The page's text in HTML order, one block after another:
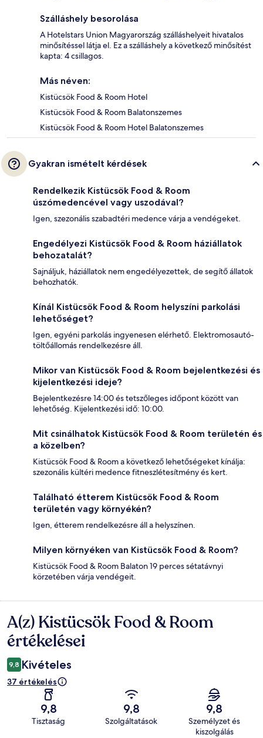
Szálláshely besorolása
A Hotelstars Union Magyarország szálláshelyeit hivatalos
minősítéssel látja el. Ez a szálláshely a következő minősítést
kapta: 4 csillagos.
Más néven:
Kistücsök Food & Room Hotel
Kistücsök Food & Room Balatonszemes
Kistücsök Food & Room Hotel Balatonszemes
Gyakran ismételt kérdések
Rendelkezik Kistücsök Food & Room
úszómedencével vagy uszodával?
Igen, szezonális szabadtéri medence várja a vendégeket.
Engedélyezi Kistücsök Food & Room háziállatok
behozatalát?
Sajnáljuk, háziállatok nem engedélyezettek, de segítő állatok
behozhatók.
Kínál Kistücsök Food & Room helyszíni parkolási
lehetőséget?
Igen, egyéni parkolás ingyenesen elérhető. Elektromosautó-
töltőállomás rendelkezésre áll.
Mikor van Kistücsök Food & Room bejelentkezési és
kijelentkezési ideje?
Bejelentkezésre 14:00 és tetszőleges időpont között van
lehetőség. Kijelentkezési idő: 10:00.
Mit csinálhatok Kistücsök Food & Room területén és
a közelben?
Kistücsök Food & Room a következő lehetőségeket kínálja:
szezonális kültéri medence fitneszlétesítmény és kert.
Található étterem Kistücsök Food & Room
területén vagy környékén?
Igen, étterem rendelkezésre áll a helyszínen.
Milyen környéken van Kistücsök Food & Room?
Kistücsök Food & Room Balaton 19 perces sétatávnyi
körzetében várja vendégeit.
Értékelések
A(z) Kistücsök Food & Room
értékelései
9,8 Kivételes
37 értékelés
9,8
Tisztaság
9,8
Szolgáltatások
9,8
Személyzet és
kiszolgálás